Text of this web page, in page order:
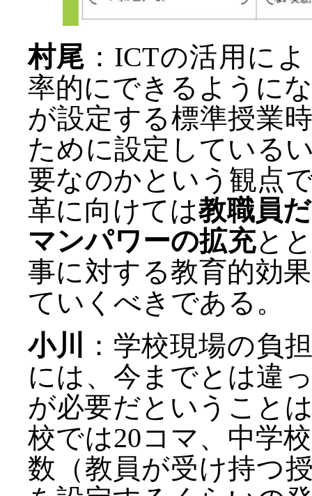
村尾 ：ICTの活用に
率的にできるように
が設定する標準授業
ために設定している
要なのかという観点
革に向けては教職員
マンパワーの拡充と
事に対する教育的効
ていくべきである。
小川
：学校現場の負
には、今までとは違
が必要だということ
校では20コマ、中学
数（教員が受け持つ